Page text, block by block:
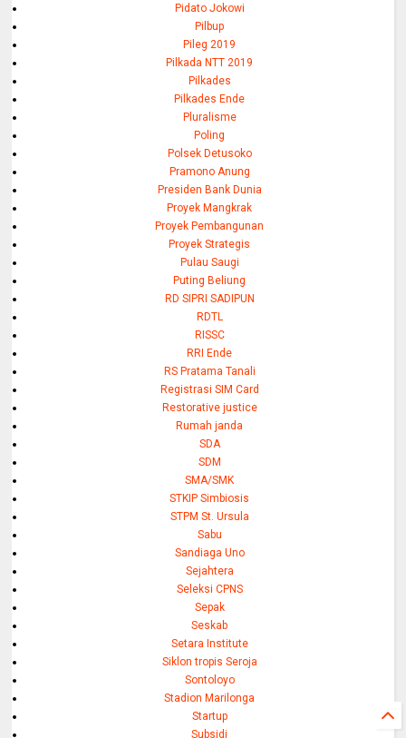
Pidato Jokowi
Pilbup
Pileg 2019
Pilkada NTT 2019
Pilkades
Pilkades Ende
Pluralisme
Poling
Polsek Detusoko
Pramono Anung
Presiden Bank Dunia
Proyek Mangkrak
Proyek Pembangunan
Proyek Strategis
Pulau Saugi
Puting Beliung
RD SIPRI SADIPUN
RDTL
RISSC
RRI Ende
RS Pratama Tanali
Registrasi SIM Card
Restorative justice
Rumah janda
SDA
SDM
SMA/SMK
STKIP Simbiosis
STPM St. Ursula
Sabu
Sandiaga Uno
Sejahtera
Seleksi CPNS
Sepak
Seskab
Setara Institute
Siklon tropis Seroja
Sontoloyo
Stadion Marilonga
Startup
Subsidi